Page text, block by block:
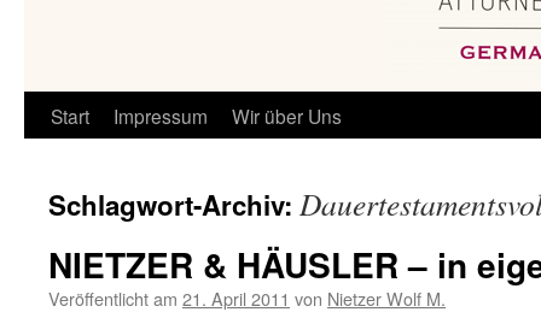
Start Impressum Wir über Uns
Schlagwort-Archiv:
NIETZER & HÄUSLER – in
Veröffentlicht am 21. April 2011 von Nietzer Wolf M.